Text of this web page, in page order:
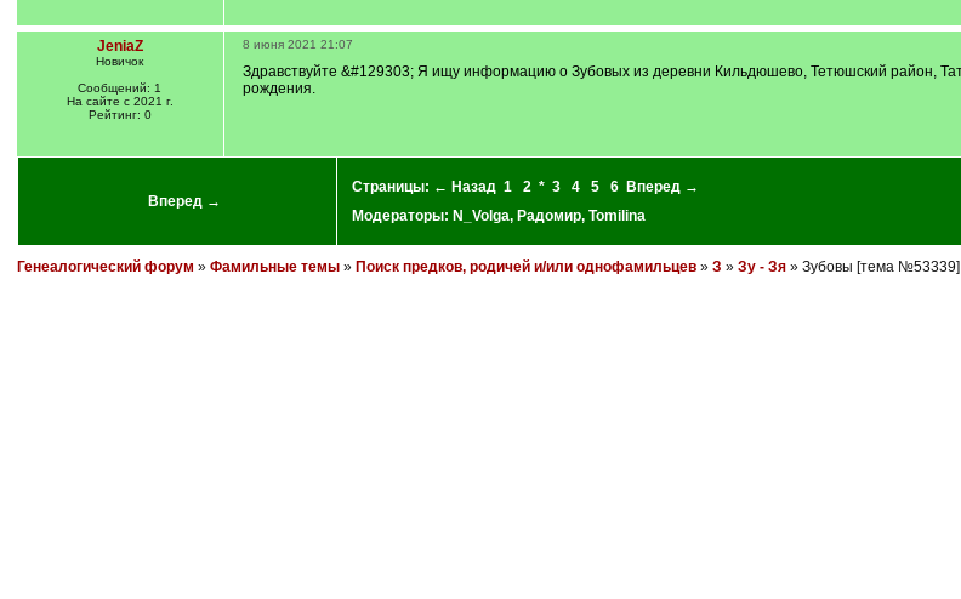
JeniaZ
Новичок
Сообщений: 1
На сайте с 2021 г.
Рейтинг: 0
8 июня 2021 21:07
Здравствуйте &#129303; Я ищу информацию о Зубовых из деревни Кильдюшево, Тетюшский район,
рождения.
Вперед →
Страницы: ← Назад 1 2 * 3 4 5 6
Вперед →
Модераторы: N_Volga, Радомир, Tomilina
Генеалогический форум » Фамильные темы» Поиск предков, родичей и/или однофамильцев» З » Зу - Зя» Зубовы [тема №53339]